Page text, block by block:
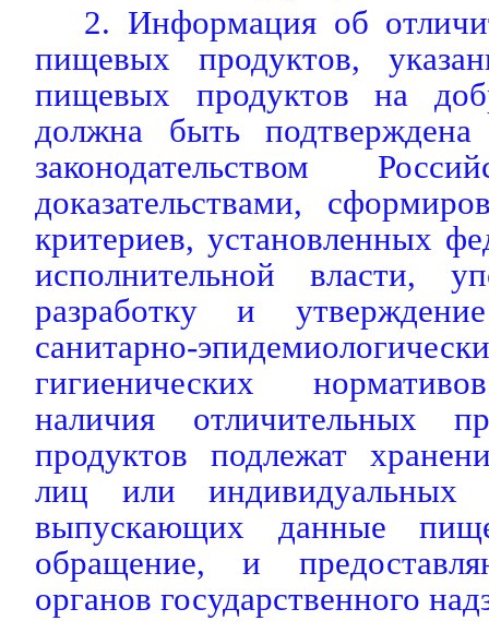
2. Информация об
пищевых продуктов,
пищевых продуктов на
должна быть
законодательством
доказательствами,
критериев, установленных
исполнительной власти,
разработку и
санитарно-
гигиенических
наличия отличительных
продуктов подлежат
лиц или индивидуальных
выпускающих данные
обращение, и
органов государственного